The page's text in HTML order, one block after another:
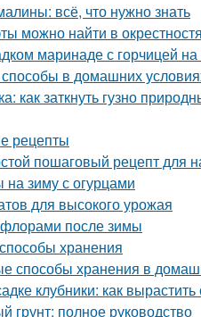
всё, что нужно знать
можно найти в
маринаде с горчицей
в домашних
как заткнуть гузно
рецепты
пошаговый рецепт для
зиму с огурцами
для высокого урожая
после зимы
хранения
способы хранения в
клубники: как вырастить
грунт: полное руководство